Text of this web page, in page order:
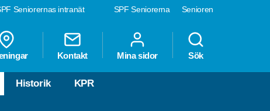
SPF Seniorerna Senioren
Seniorernas intranät
Kontakt Mina sidor Sök
Historik KPR